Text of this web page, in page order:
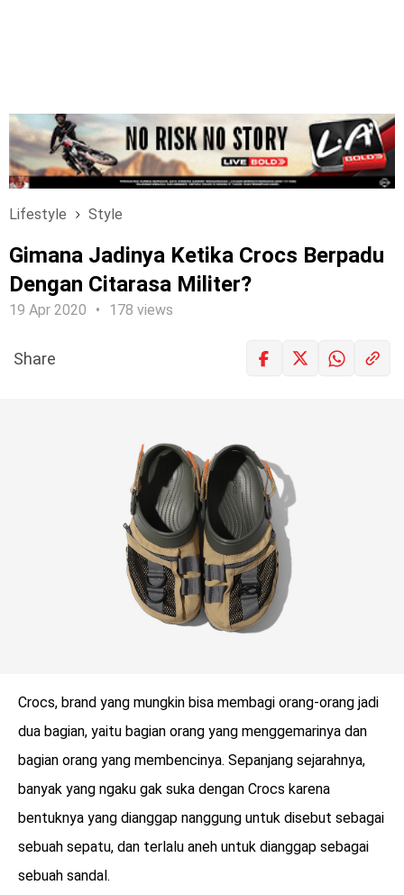
Lifestyle Style
Gimana Jadinya Ketika Crocs Berpadu
Dengan Citarasa Militer?
19 Apr 2020 178 views
menarik
Share
Crocs, brand yang mungkin bisa membagi orang-orang jadi
dua bagian, yaitu bagian orang yang menggemarinya dan
bagian orang yang membencinya. Sepanjang sejarahnya,
banyak yang ngaku gak suka dengan Crocs karena
bentuknya yang dianggap nanggung untuk disebut sebagai
sebuah sepatu, dan terlalu aneh untuk dianggap sebagai
sebuah sandal.